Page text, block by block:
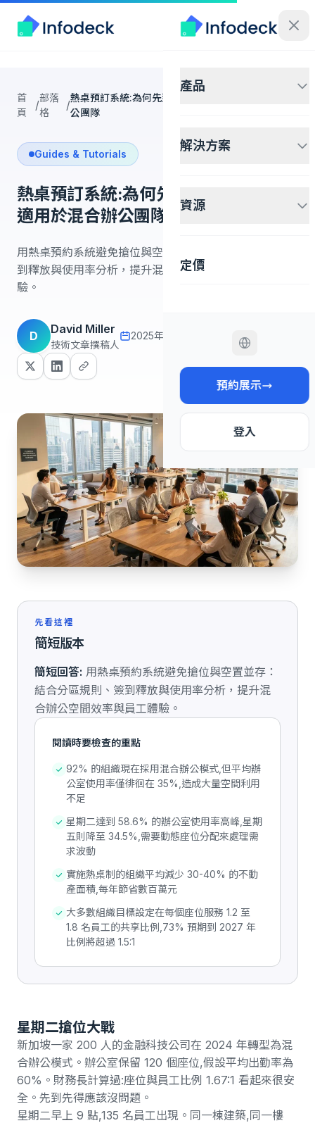
產品
解決方案
資源
定價
預約展示
登入
首
頁
/部落
格
/熱桌預訂系統:為何先到先得制度無法適用於混合辦
公團隊
Guides & Tutorials
熱桌預訂系統:為何先到先得制度無法
適用於混合辦公團隊
用熱桌預約系統避免搶位與空置並存：結合分區規則、簽
到釋放與使用率分析，提升混合辦公空間效率與員工體
驗。
D
David Miller
技術文章撰稿人
2025年11月14日 18 分鐘 read
先看這裡
簡短版本
簡短回答: 用熱桌預約系統避免搶位與空置並存：
結合分區規則、簽到釋放與使用率分析，提升混
合辦公空間效率與員工體驗。
閱讀時要檢查的重點
92% 的組織現在採用混合辦公模式,但平均辦
公室使用率僅徘徊在 35%,造成大量空間利用
不足
星期二達到 58.6% 的辦公室使用率高峰,星期
五則降至 34.5%,需要動態座位分配來處理需
求波動
實施熱桌制的組織平均減少 30-40% 的不動
產面積,每年節省數百萬元
大多數組織目標設定在每個座位服務 1.2 至
1.8 名員工的共享比例,73% 預期到 2027 年
比例將超過 1.5:1
星期二搶位大戰
新加坡一家 200 人的金融科技公司在 2024 年轉型為混
合辦公模式。辦公室保留 120 個座位,假設平均出勤率為
60%。財務長計算過:座位與員工比例 1.67:1 看起來很安
全。先到先得應該沒問題。
星期二早上 9 點,135 名員工出現。同一棟建築,同一樓